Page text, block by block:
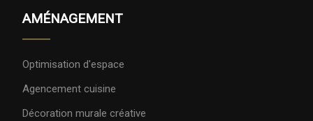
AMÉNAGEMENT
Optimisation d'espace
Agencement cuisine
Décoration murale créative